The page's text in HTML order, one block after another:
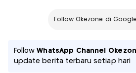
Follow Okezone di
FollowWhatsApp Channel
update berita terbaru setiap hari